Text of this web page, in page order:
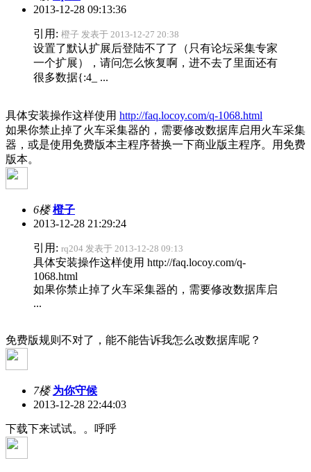
2013-12-28 09:13:36
引用: 橙子 发表于 2013-12-27 20:38
设置了默认扩展后登陆不了了（只有论坛采集专家
一个扩展），请问怎么恢复啊，进不去了里面还有
很多数据{:4_ ...
具体安装操作这样使用 http://faq.locoy.com/q-1068.html
如果你禁止掉了火车采集器的，需要修改数据库启用火车采集
器，或是使用免费版本主程序替换一下商业版主程序。用免费
版本。
6楼 橙子
2013-12-28 21:29:24
引用: rq204 发表于 2013-12-28 09:13
具体安装操作这样使用 http://faq.locoy.com/q-
1068.html
如果你禁止掉了火车采集器的，需要修改数据库启
...
免费版规则不对了，能不能告诉我怎么改数据库呢？
7楼 为你守候
2013-12-28 22:44:03
下载下来试试。。呼呼